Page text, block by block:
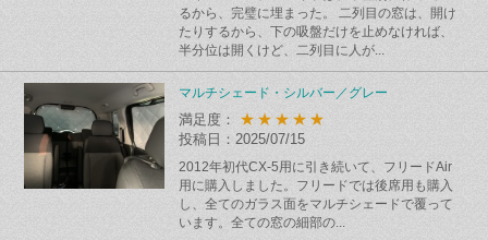
るから、完璧に埋まった。 二列目の窓は、開け
たりするから、下の吸盤だけを止めなければ、
半分位は開くけど、二列目に人が...
マルチシェード・シルバー／グレー
満足度： ★★★★★
投稿日：2025/07/15
2012年初代CX-5用に引き続いて、フリードAir
用に購入しました。フリードでは後席用も購入
し、全てのガラス面をマルチシェードで覆って
います。全ての窓の細部の...